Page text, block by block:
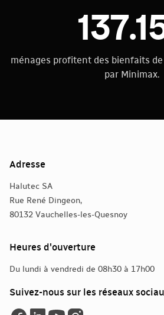
ménages profitent des bienfaits
par Minimax.
Adresse
Halutec SA
Rue René Dingeon,
80132 Vauchelles-les-Quesnoy
Heures d'ouverture
Du lundi à vendredi de 08h30 à 17h00
Suivez-nous sur les réseaux